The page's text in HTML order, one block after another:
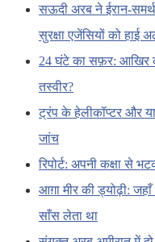
सऊदी अरब ने ईरान-
सुरक्षा एजेंसियों को हाई
24 घंटे का सफ़र: आखिर
तस्वीर?
ट्रंप के हेलीकॉप्टर और
जांच
रिपोर्ट: अपनी कक्षा से
आग़ा मीर की ड्योढ़ी: जहाँ
साँस लेता था